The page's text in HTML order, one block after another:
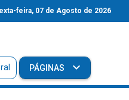
feira, 07 de Agosto de 2026
PÁGINAS